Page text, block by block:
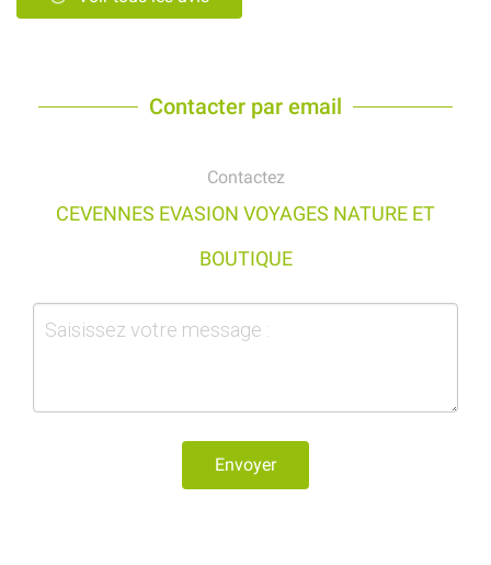
Contacter par email
Contactez
CEVENNES EVASION VOYAGES NATURE ET
BOUTIQUE
Envoyer